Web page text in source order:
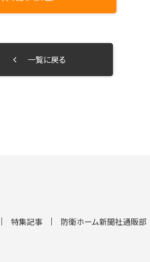
一覧に戻る
特集記事 防衛ホーム新聞社通販部